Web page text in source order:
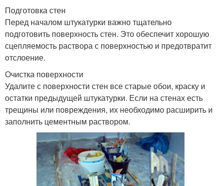
Подготовка стен
Перед началом штукатурки важно тщательно
подготовить поверхность стен. Это обеспечит хорошую
сцепляемость раствора с поверхностью и предотвратит
отслоение.
Очистка поверхности
Удалите с поверхности стен все старые обои, краску и
остатки предыдущей штукатурки. Если на стенах есть
трещины или повреждения, их необходимо расширить и
заполнить цементным раствором.